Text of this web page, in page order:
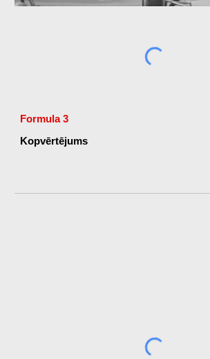
Formula 3
Kopvērtējums